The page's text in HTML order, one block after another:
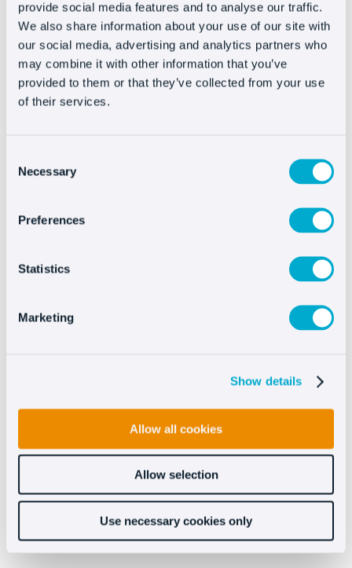
provide social media features and to analyse our traffic.
We also share information about your use of our site with
our social media, advertising and analytics partners who
may combine it with other information that you’ve
provided to them or that they’ve collected from your use
of their services.
Selection
Necessary
Preferences
Statistics
Marketing
Show details
Allow all cookies
Allow selection
Use necessary cookies only
multi-idiomático. Imagina tener un ejército de
teleoperadores a tu servicio y que pueden hablar
cualquier idioma a la perfección. ¡Por Dios! ¿Qué
estructura deberías tener para tener ese SAC
house? Imposible de asumir.
al cliente de Amazon es la hostia y
es mucho
que corren por ahí
. Que sea vuestra referencia
Recent Posts
¿Qué es un asistente de ventas con IA y para qué
sirve?